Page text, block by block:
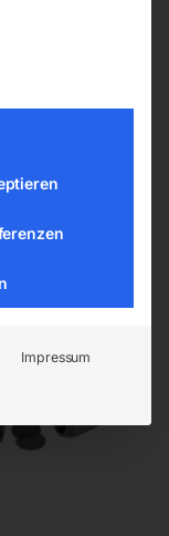
Impressum